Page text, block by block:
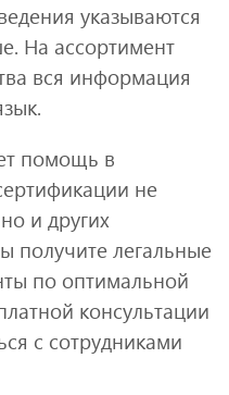
указываются
На ассортимент
вся информация
помощь в
не
и других
получите легальные
по оптимальной
консультации
с сотрудниками